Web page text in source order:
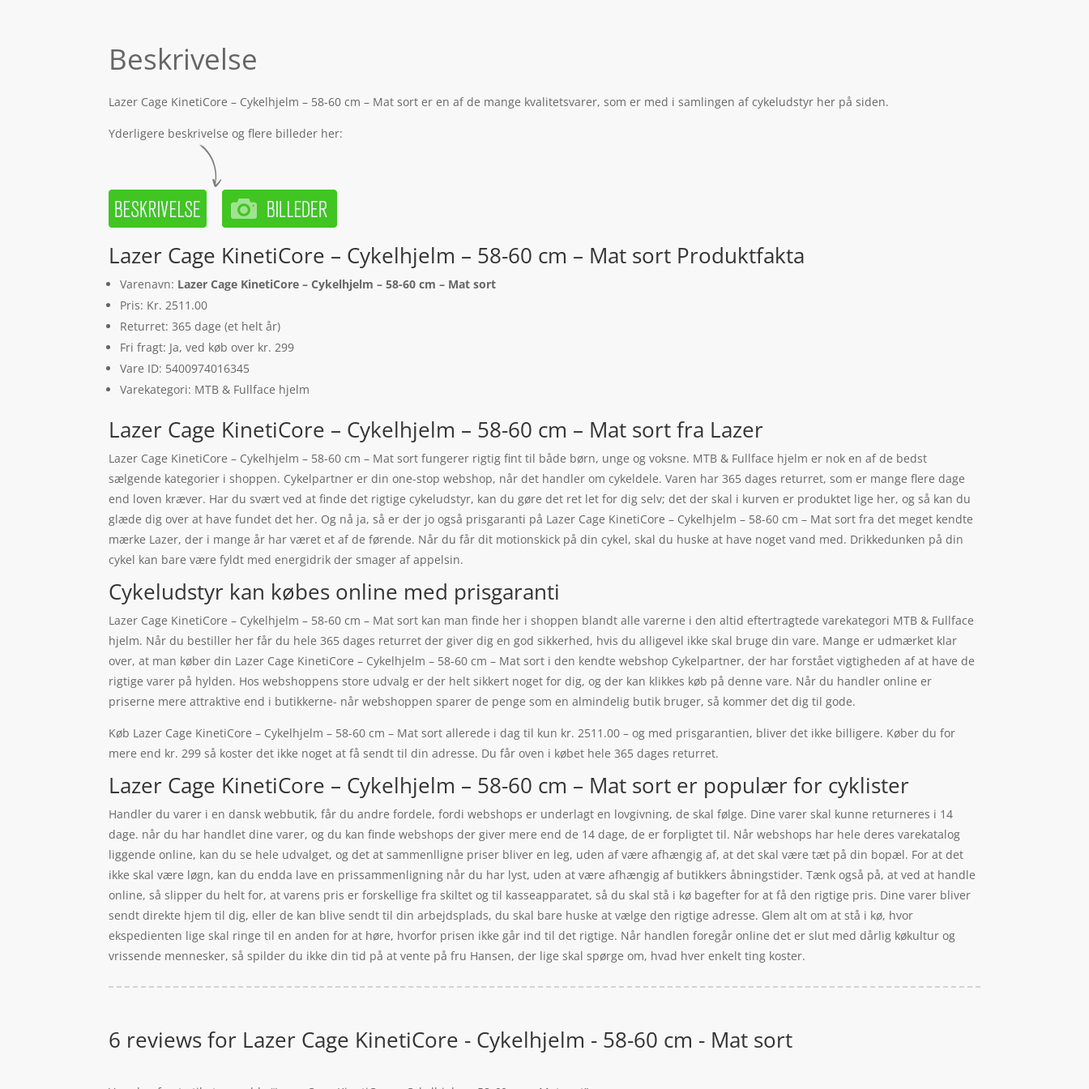
Beskrivelse
Lazer Cage KinetiCore – Cykelhjelm – 58-60 cm – Mat sort er en af de mange kvalitetsvarer, som er med i samlingen af cykeludstyr her på siden.
Yderligere beskrivelse og flere billeder her:
Lazer Cage KinetiCore – Cykelhjelm – 58-60 cm – Mat sort Produktfakta
Varenavn: Lazer Cage KinetiCore – Cykelhjelm – 58-60 cm – Mat sort
Pris: Kr. 2511.00
Returret: 365 dage (et helt år)
Fri fragt: Ja, ved køb over kr. 299
Vare ID: 5400974016345
Varekategori: MTB & Fullface hjelm
Lazer Cage KinetiCore – Cykelhjelm – 58-60 cm – Mat sort fra Lazer
Lazer Cage KinetiCore – Cykelhjelm – 58-60 cm – Mat sort fungerer rigtig fint til både børn, unge og voksne. MTB & Fullface hjelm er nok en af de bedst
sælgende kategorier i shoppen. Cykelpartner er din one-stop webshop, når det handler om cykeldele. Varen har 365 dages returret, som er mange flere dage
end loven kræver. Har du svært ved at finde det rigtige cykeludstyr, kan du gøre det ret let for dig selv; det der skal i kurven er produktet lige her, og så kan du
glæde dig over at have fundet det her. Og nå ja, så er der jo også prisgaranti på Lazer Cage KinetiCore – Cykelhjelm – 58-60 cm – Mat sort fra det meget kendte
mærke Lazer, der i mange år har været et af de førende. Når du får dit motionskick på din cykel, skal du huske at have noget vand med. Drikkedunken på din
cykel kan bare være fyldt med energidrik der smager af appelsin.
Cykeludstyr kan købes online med prisgaranti
Lazer Cage KinetiCore – Cykelhjelm – 58-60 cm – Mat sort kan man finde her i shoppen blandt alle varerne i den altid eftertragtede varekategori MTB & Fullface
hjelm. Når du bestiller her får du hele 365 dages returret der giver dig en god sikkerhed, hvis du alligevel ikke skal bruge din vare. Mange er udmærket klar
over, at man køber din Lazer Cage KinetiCore – Cykelhjelm – 58-60 cm – Mat sort i den kendte webshop Cykelpartner, der har forstået vigtigheden af at have de
rigtige varer på hylden. Hos webshoppens store udvalg er der helt sikkert noget for dig, og der kan klikkes køb på denne vare. Når du handler online er
priserne mere attraktive end i butikkerne- når webshoppen sparer de penge som en almindelig butik bruger, så kommer det dig til gode.
Køb Lazer Cage KinetiCore – Cykelhjelm – 58-60 cm – Mat sort allerede i dag til kun kr. 2511.00 – og med prisgarantien, bliver det ikke billigere. Køber du for
mere end kr. 299 så koster det ikke noget at få sendt til din adresse. Du får oven i købet hele 365 dages returret.
Lazer Cage KinetiCore – Cykelhjelm – 58-60 cm – Mat sort er populær for cyklister
Handler du varer i en dansk webbutik, får du andre fordele, fordi webshops er underlagt en lovgivning, de skal følge. Dine varer skal kunne returneres i 14
dage. når du har handlet dine varer, og du kan finde webshops der giver mere end de 14 dage, de er forpligtet til. Når webshops har hele deres varekatalog
liggende online, kan du se hele udvalget, og det at sammenlligne priser bliver en leg, uden af være afhængig af, at det skal være tæt på din bopæl. For at det
ikke skal være løgn, kan du endda lave en prissammenligning når du har lyst, uden at være afhængig af butikkers åbningstider. Tænk også på, at ved at handle
online, så slipper du helt for, at varens pris er forskellige fra skiltet og til kasseapparatet, så du skal stå i kø bagefter for at få den rigtige pris. Dine varer bliver
sendt direkte hjem til dig, eller de kan blive sendt til din arbejdsplads, du skal bare huske at vælge den rigtige adresse. Glem alt om at stå i kø, hvor
ekspedienten lige skal ringe til en anden for at høre, hvorfor prisen ikke går ind til det rigtige. Når handlen foregår online det er slut med dårlig køkultur og
vrissende mennesker, så spilder du ikke din tid på at vente på fru Hansen, der lige skal spørge om, hvad hver enkelt ting koster.
6 reviews for Lazer Cage KinetiCore - Cykelhjelm - 58-60 cm - Mat sort